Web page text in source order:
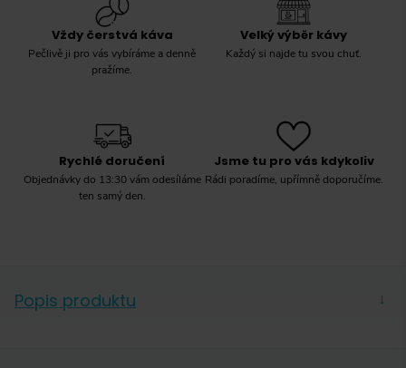
Vždy čerstvá káva
Pečlivě ji pro vás vybíráme a denně
pražíme.
Velký výběr kávy
Každý si najde tu svou chuť.
Rychlé doručení
Objednávky do 13:30 vám odesíláme
ten samý den.
Jsme tu pro vás kdykoliv
Rádi poradíme, upřímně doporučíme.
Popis produktu →